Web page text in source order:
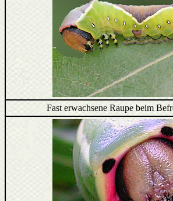
Fast erwachsene Raupe beim